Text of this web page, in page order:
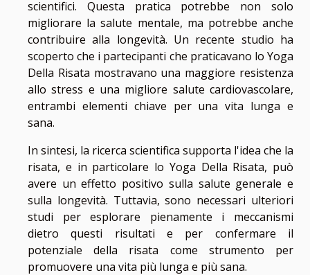
scientifici. Questa pratica potrebbe non solo
migliorare la salute mentale, ma potrebbe anche
contribuire alla longevità. Un recente studio ha
scoperto che i partecipanti che praticavano lo Yoga
Della Risata mostravano una maggiore resistenza
allo stress e una migliore salute cardiovascolare,
entrambi elementi chiave per una vita lunga e
sana.
In sintesi, la ricerca scientifica supporta l'idea che la
risata, e in particolare lo Yoga Della Risata, può
avere un effetto positivo sulla salute generale e
sulla longevità. Tuttavia, sono necessari ulteriori
studi per esplorare pienamente i meccanismi
dietro questi risultati e per confermare il
potenziale della risata come strumento per
promuovere una vita più lunga e più sana.